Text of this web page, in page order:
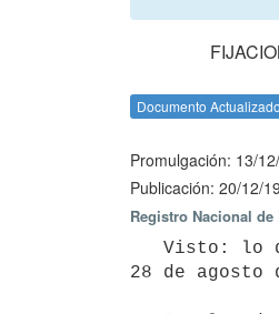
Documento Actualizado
Promulgación: 13/
Publicación: 20/12/
Registro Nacional
28 de